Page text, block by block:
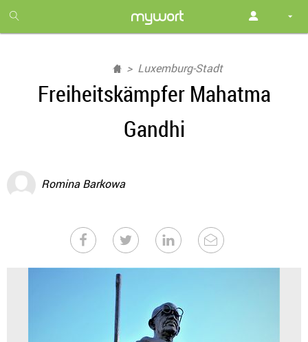
month
free
Luxemburg-Stadt
Freiheitskämpfer Mahatma
Gandhi
Romina Barkowa